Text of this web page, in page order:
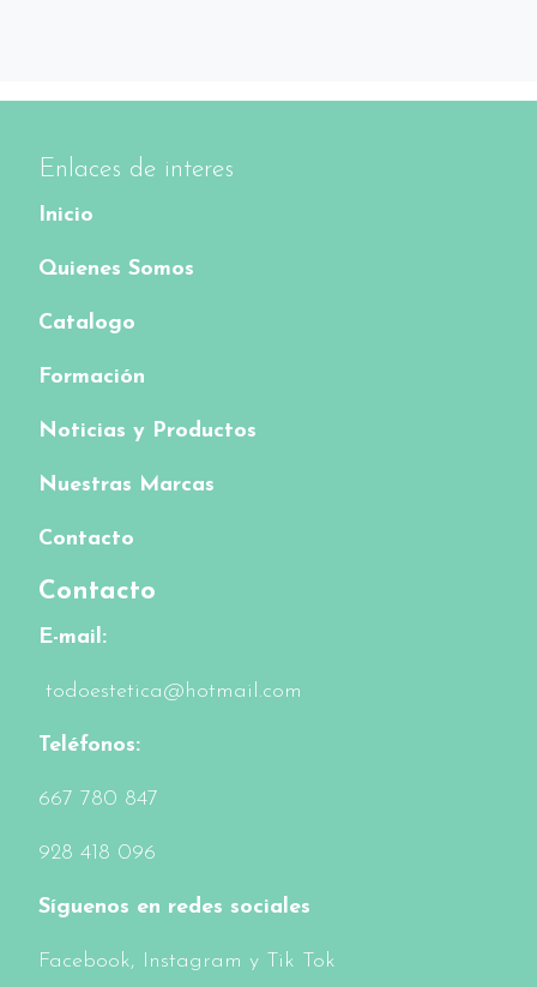
Enlaces de interes
Inicio
Quienes Somos
Catalogo
Formación
Noticias y Productos
Nuestras Marcas
Contacto
Contacto
E-mail:
todoestetica@hotmail.com
Teléfonos:
667 780 847
928 418 096
Síguenos en redes sociales
Facebook, Instagram y Tik Tok